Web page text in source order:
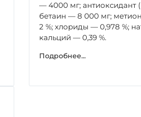
— 4000 мг; антиоксидант
бетаин — 8 000 мг;
2 %; хлориды — 0,978 %;
кальций — 0,39 %.
Подробнее...